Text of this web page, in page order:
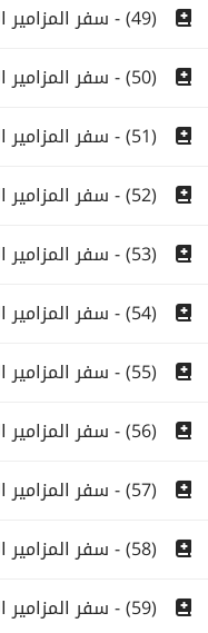
(49) - سفر المزامير الاصحاح التاسع والاربعون
(50) - سفر المزامير الاصحاح الخمسون
(51) - سفر المزامير الاصحاح الحادى والخمسون
(52) - سفر المزامير الاصحاح الثانى والخمسون
(53) - سفر المزامير الاصحاح الثالث والخمسون
(54) - سفر المزامير الاصحاح الرابع والخمسون
(55) - سفر المزامير الاصحاح الخامس والخمسون
(56) - سفر المزامير الاصحاح السادس والخمسون
(57) - سفر المزامير الاصحاح السابع والخمسون
(58) - سفر المزامير الاصحاح الثامن والخمسون
(59) - سفر المزامير الاصحاح التاسع والخمسون